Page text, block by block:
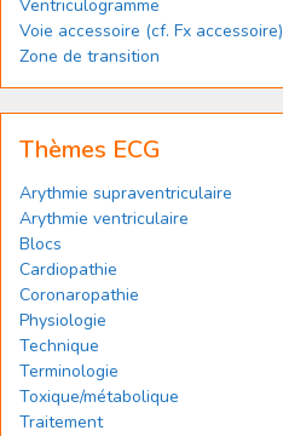
Ventriculogramme
Voie accessoire (cf. Fx accessoire)
Zone de transition
Thèmes ECG
Arythmie supraventriculaire
Arythmie ventriculaire
Blocs
Cardiopathie
Coronaropathie
Physiologie
Technique
Terminologie
Toxique/métabolique
Traitement